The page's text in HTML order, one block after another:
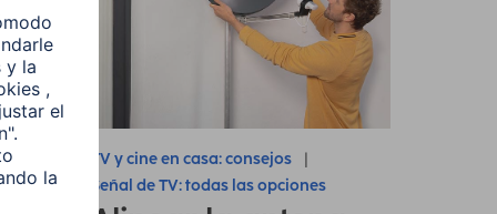
TV y cine en casa: consejos
Señal de TV: todas las opciones